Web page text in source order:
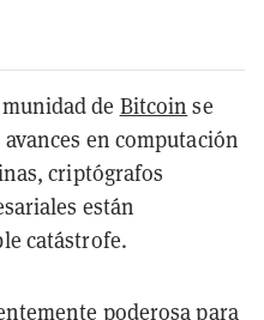
de Bitcoin se
en computación
criptógrafos
están
catástrofe.
poderosa para